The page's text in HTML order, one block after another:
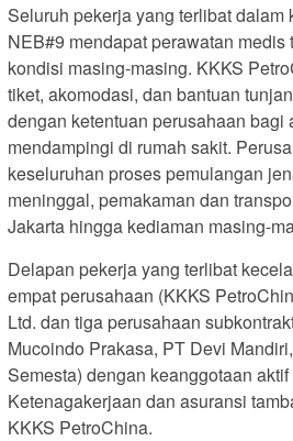
Seluruh pekerja yang terlibat dalam
NEB#9 mendapat perawatan
kondisi masing-masing. KKKS
tiket, akomodasi, dan bantuan
dengan ketentuan perusahaan bagi
mendampingi di rumah sakit.
keseluruhan proses pemulangan
meninggal, pemakaman dan
Jakarta hingga kediaman masing-
Delapan pekerja yang terlibat
empat perusahaan (KKKS
Ltd. dan tiga perusahaan
Mucoindo Prakasa, PT Devi
Semesta) dengan keanggotaan
Ketenagakerjaan dan asuransi
KKKS PetroChina.